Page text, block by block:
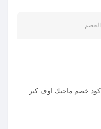
الخصم
كود خصم ماجيك اوف كير